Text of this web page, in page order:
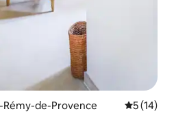
de-Provence
5 (14)